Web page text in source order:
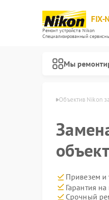
FIX-
Ремонт устройств Nikon
Специализированный
Мы
в Краснодаре Объектив Nikon
Привезем и
Гарантия
Срочный